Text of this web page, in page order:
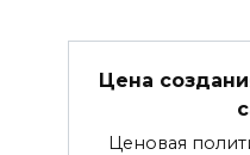
Цена
Ценовая